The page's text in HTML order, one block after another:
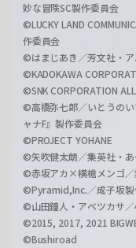
妙な冒険SC製作委員会
©LUCKY LAND
作委員会
©はまじあき／芳文社・ア
©KADOKAWA
©SNK CORPORATION
©高橋弥七郎／いとうの
ャナF』製作委員会
©PROJECT YOHANE
©矢吹健太朗／集英社・
©赤坂アカ×横槍メンゴ／
©Pyramid,Inc.／成子坂製
©山田鐘人・アベツカサ
©2015, 2017, 2021
©Bushiroad